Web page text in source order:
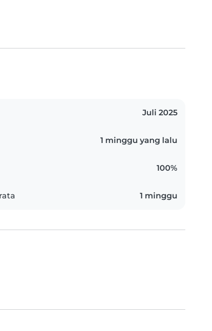
Juli 2025
1 minggu yang lalu
100%
1 minggu